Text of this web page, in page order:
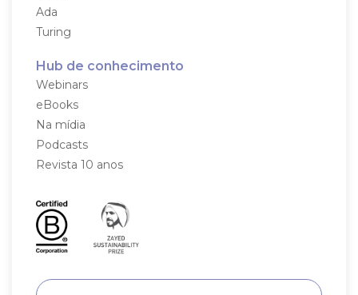
Ada
Turing
Hub de conhecimento
Webinars
eBooks
Na mídia
Podcasts
Revista 10 anos